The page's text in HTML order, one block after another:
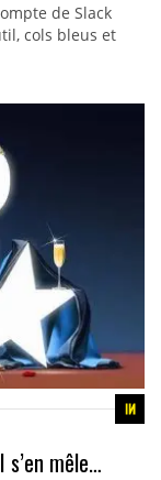
de Slack
cols bleus et
s’en mêle…